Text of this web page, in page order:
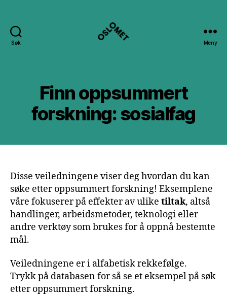
Søk Meny
Finn oppsummert
forskning: sosialfag
Disse veiledningene viser deg hvordan du kan
søke etter oppsummert forskning! Eksemplene
våre fokuserer på effekter av ulike tiltak, altså
handlinger, arbeidsmetoder, teknologi eller
andre verktøy som brukes for å oppnå bestemte
mål.
Veiledningene er i alfabetisk rekkefølge.
Trykk på databasen for så se et eksempel på søk
etter oppsummert forskning.